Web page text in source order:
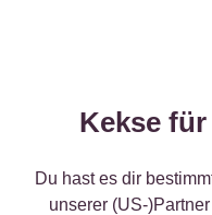
Digitales
Kekse
Du hast es dir
unserer (US-